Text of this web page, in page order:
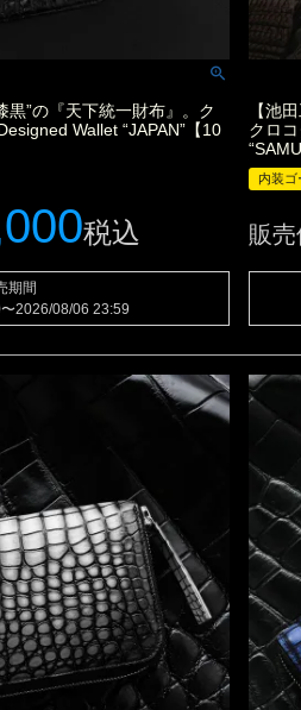
黒”の『天下統一財布』。ク
Wallet “JAPAN”【10
税込
期間
〜2026/08/06 23:59
【池
クロ
内装ゴ
販